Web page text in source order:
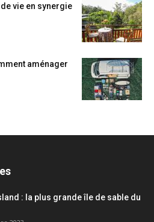
vie en synergie
aménager
: la plus grande île de sable du